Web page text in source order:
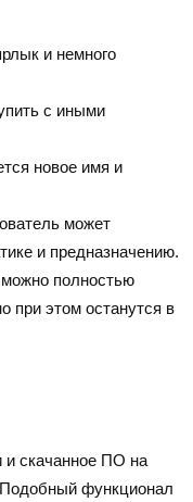
и немного
с иными
новое имя и
может
и предназначению.
полностью
при этом останутся в
и скачанное ПО на
Подобный функционал